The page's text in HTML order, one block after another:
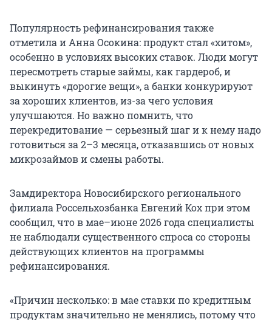
Популярность рефинансирования также
отметила и Анна Осокина: продукт стал «хитом»,
особенно в условиях высоких ставок. Люди могут
пересмотреть старые займы, как гардероб, и
выкинуть «дорогие вещи», а банки конкурируют
за хороших клиентов, из-за чего условия
улучшаются. Но важно помнить, что
перекредитование — серьезный шаг и к нему надо
готовиться за 2–3 месяца, отказавшись от новых
микрозаймов и смены работы.
Замдиректора Новосибирского регионального
филиала Россельхозбанка Евгений Кох при этом
сообщил, что в мае–июне 2026 года специалисты
не наблюдали существенного спроса со стороны
действующих клиентов на программы
рефинансирования.
«Причин несколько: в мае ставки по кредитным
продуктам значительно не менялись, потому что